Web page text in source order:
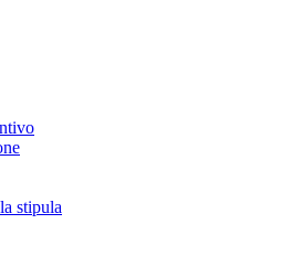
menù di secondo livello
menù di secondo livello
stipula